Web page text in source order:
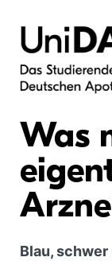
content
Was
Blau,